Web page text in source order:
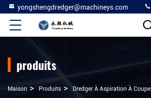
yongshengdredger@machineys.com
produits
Maison > Produits > Dredger À Aspiration À Coupe